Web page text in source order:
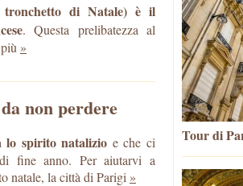
di Natale) è il
. Questa prelibatezza al
»
non perdere
lo spirito natalizio e che ci
fine anno. Per aiutarvi a
natale, la città di Parigi »
Tour di